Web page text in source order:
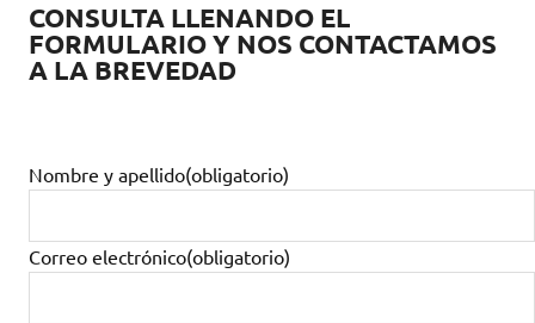
CONSULTA LLENANDO EL
FORMULARIO Y NOS CONTACTAMOS
A LA BREVEDAD
Nombre y apellido(obligatorio)
Correo electrónico(obligatorio)